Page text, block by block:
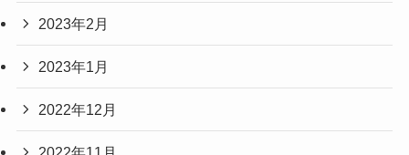
2023年2月
2023年1月
2022年12月